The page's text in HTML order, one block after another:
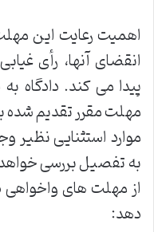
اهمیت رعایت این
انقضای آنها، رأی
پیدا می کند. دادگاه
مهلت مقرر تقدیم شده
موارد استثنایی نظیر
به تفصیل بررسی
از مهلت های واخواهی
دهد: